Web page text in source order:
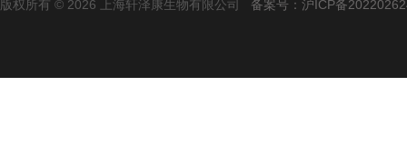
版权所有 © 2026 上海轩泽康生物有限公司 备案号：沪ICP备